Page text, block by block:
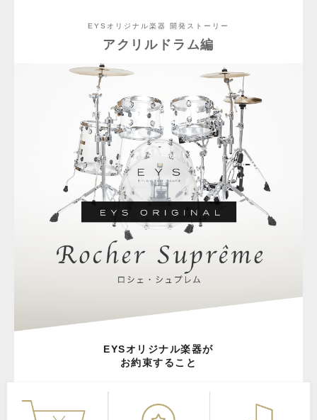
EYSオリジナル楽器 開発ストーリー
アクリルドラム編
EYSオリジナル楽器が
お約束すること